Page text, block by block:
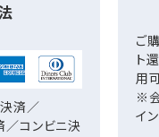
済／
コンビニ決
ご
ト
用
※
イ